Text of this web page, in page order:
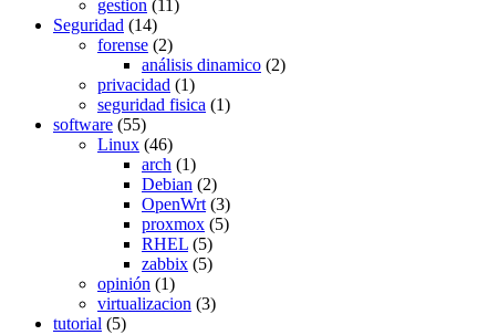
gestion (11)
Seguridad (14)
forense (2)
análisis dinamico (2)
privacidad (1)
seguridad fisica (1)
software (55)
Linux (46)
arch (1)
Debian (2)
OpenWrt (3)
proxmox (5)
RHEL (5)
zabbix (5)
opinión (1)
virtualizacion (3)
tutorial (5)